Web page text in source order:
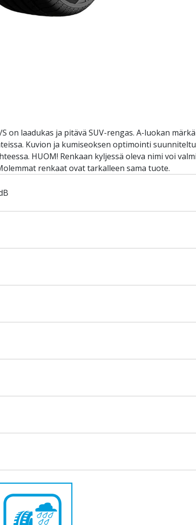
on laadukas ja pitävä SUV-rengas. A-luokan
Kuvion ja kumiseoksen optimointi
HUOM! Renkaan kyljessä oleva nimi voi
renkaat ovat tarkalleen sama tuote.